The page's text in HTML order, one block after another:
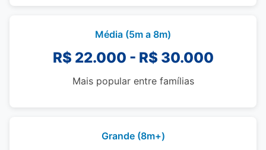
Média (5m a 8m)
R$ 22.000 - R$ 30.000
Mais popular entre famílias
Grande (8m+)